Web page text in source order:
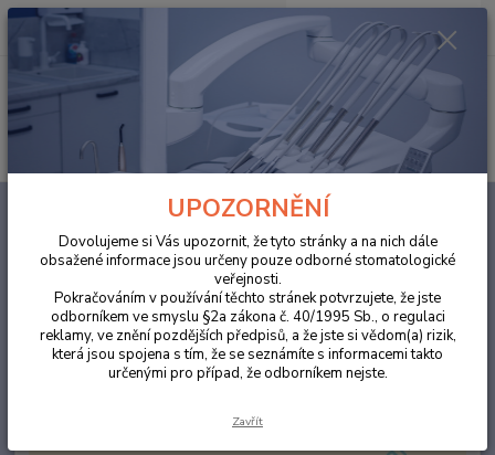
Hledat
za 0,00 Kč
Savky jednorázové transparentní žluté se snímatelnou
Savky jednorázové transparentní
žluté se snímatelnou
koncovkou155mm /100ks
UPOZORNĚNÍ
Dovolujeme si Vás upozornit, že tyto stránky a na nich dále
obsažené informace jsou určeny pouze odborné stomatologické
veřejnosti.
Pokračováním v používání těchto stránek potvrzujete, že jste
odborníkem ve smyslu §2a zákona č. 40/1995 Sb., o regulaci
reklamy, ve znění pozdějších předpisů, a že jste si vědom(a) rizik,
která jsou spojena s tím, že se seznámíte s informacemi takto
určenými pro případ, že odborníkem nejste.
Zavřít